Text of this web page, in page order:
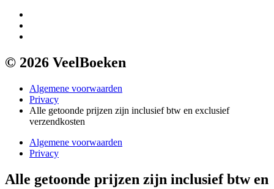
© 2026 VeelBoeken
Algemene voorwaarden
Privacy
Alle getoonde prijzen zijn inclusief btw en exclusief
verzendkosten
Algemene voorwaarden
Privacy
Alle getoonde prijzen zijn inclusief btw en